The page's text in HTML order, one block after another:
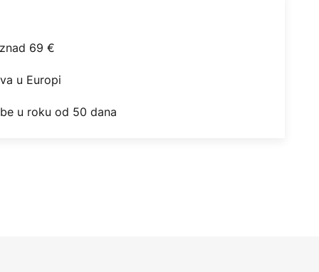
69 €
u Europi
u roku od 50 dana